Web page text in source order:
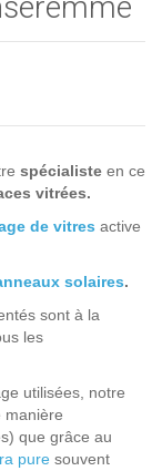
spécialiste en ce
vitrées.
de vitres active
solaires.
sont à la
les
utilisées, notre
manière
que grâce au
pure souvent